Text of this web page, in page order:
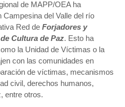
de MAPP/OEA ha
Campesina del Valle del río
Red de Forjadores y
Cultura de Paz. Esto ha
la Unidad de Víctimas o la
con las comunidades en
de víctimas, mecanismos
civil, derechos humanos,
entre otros.